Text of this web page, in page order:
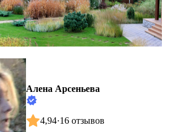
Алена Арсеньева
4,94·16 отзывов